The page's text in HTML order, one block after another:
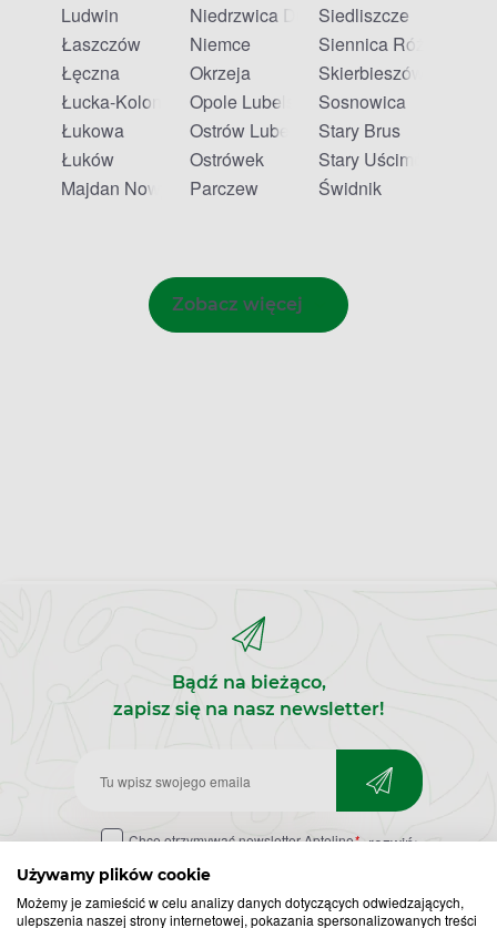
Używamy plików cookie
Możemy je zamieścić w celu analizy danych dotyczących odwiedzających,
ulepszenia naszej strony internetowej, pokazania spersonalizowanych treści
Ludwin
Łaszczów
Łęczna
Łucka-Kolonia
Łukowa
Łuków
Majdan Nowy
Niedrzwica Duża
Niemce
Okrzeja
Opole Lubelskie
Ostrów Lubelski
Ostrówek
Parczew
Siedliszcze
Siennica Różana
Skierbieszów
Sosnowica
Stary Brus
Stary Uścimów
Świdnik
Zobacz więcej
Bądź na bieżąco,
zapisz się na nasz newsletter!
Zapisz
do
newslettera
Chcę otrzymywać newsletter Apteline* rozwiń>